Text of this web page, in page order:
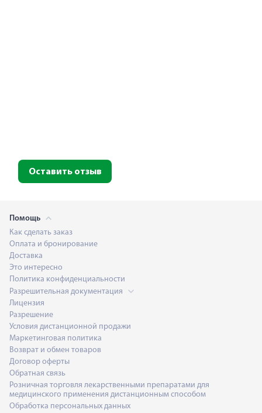
Оставить отзыв
Помощь
Как сделать заказ
Оплата и бронирование
Доставка
Это интересно
Политика конфиденциальности
Разрешительная документация
Лицензия
Разрешение
Условия дистанционной продажи
Маркетинговая политика
Возврат и обмен товаров
Договор оферты
Обратная связь
Розничная торговля лекарственными препаратами для
медицинского применения дистанционным способом
Обработка персональных данных